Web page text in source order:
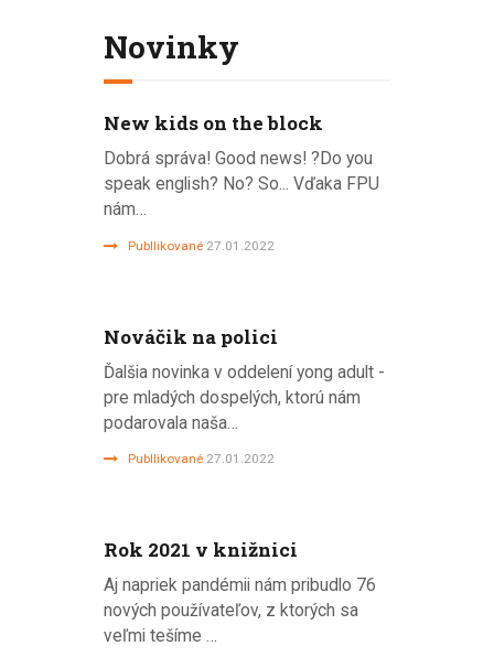
Novinky
New kids on the block
Dobrá správa! Good news! ?Do you
speak english? No? So... Vďaka FPU
nám…
Publlikované 27.01.2022
Nováčik na polici
Ďalšia novinka v oddelení yong adult -
pre mladých dospelých, ktorú nám
podarovala naša…
Publlikované 27.01.2022
Rok 2021 v knižnici
Aj napriek pandémii nám pribudlo 76
nových používateľov, z ktorých sa
veľmi tešíme …